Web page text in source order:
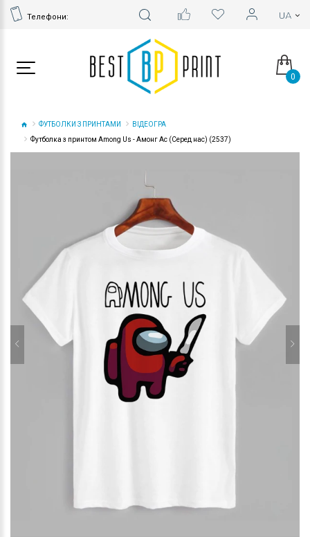
Телефони:
0
ФУТБОЛКИ З ПРИНТАМИ
ВІДЕОГРА
Футболка з принтом Among Us - Амонг Ас (Серед нас) (2537)